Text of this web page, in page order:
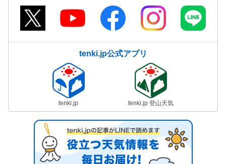
tenki.jp公式アプリ
tenki.jp tenki.jp 登山天気